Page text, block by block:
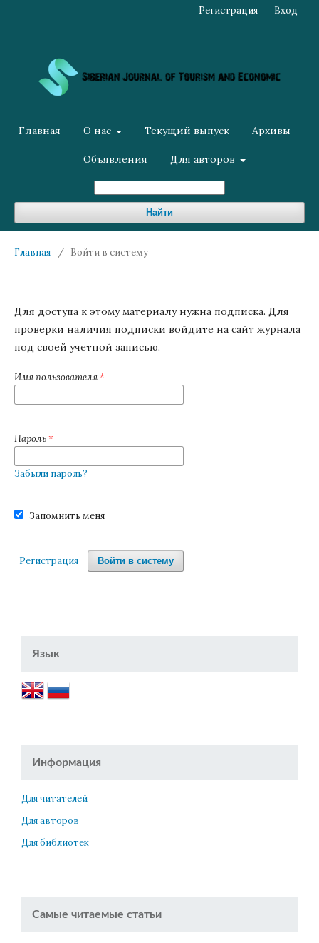
Главная О нас Текущий выпуск Архивы
Объявления Для авторов
Найти
Регистрация Вход
Главная / Войти в систему
Для доступа к этому материалу нужна подписка. Для
проверки наличия подписки войдите на сайт журнала
под своей учетной записью.
Имя пользователя*
Пароль*
Забыли пароль?
Запомнить меня
Войти в систему
Регистрация
Язык
Информация
Для читателей
Для авторов
Для библиотек
Самые читаемые статьи